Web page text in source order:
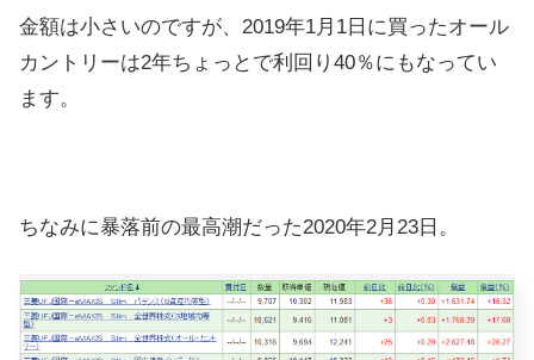
金額は小さいのですが、2019年1月1日に買ったオール
カントリーは2年ちょっとで利回り40％にもなってい
ます。
ちなみに暴落前の最高潮だった2020年2月23日。